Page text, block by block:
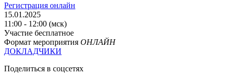
Регистрация онлайн
15.01.2025
11:00 - 12:00 (мск)
Участие бесплатное
Формат мероприятия ОНЛАЙН
ДОКЛАДЧИКИ
Поделиться в соцсетях